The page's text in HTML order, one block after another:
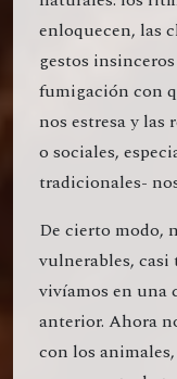
enloquecen, las
gestos
fumigación con
nos estresa y las
o sociales,
tradicionales-
De cierto modo,
vulnerables, casi
vivíamos en una
anterior. Ahora
con los